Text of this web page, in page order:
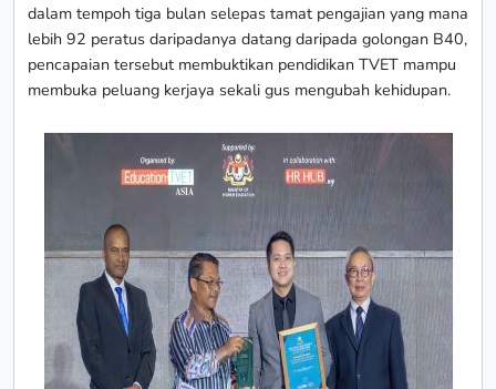
dalam tempoh tiga bulan selepas tamat pengajian yang mana
lebih 92 peratus daripadanya datang daripada golongan B40,
pencapaian tersebut membuktikan pendidikan TVET mampu
membuka peluang kerjaya sekali gus mengubah kehidupan.